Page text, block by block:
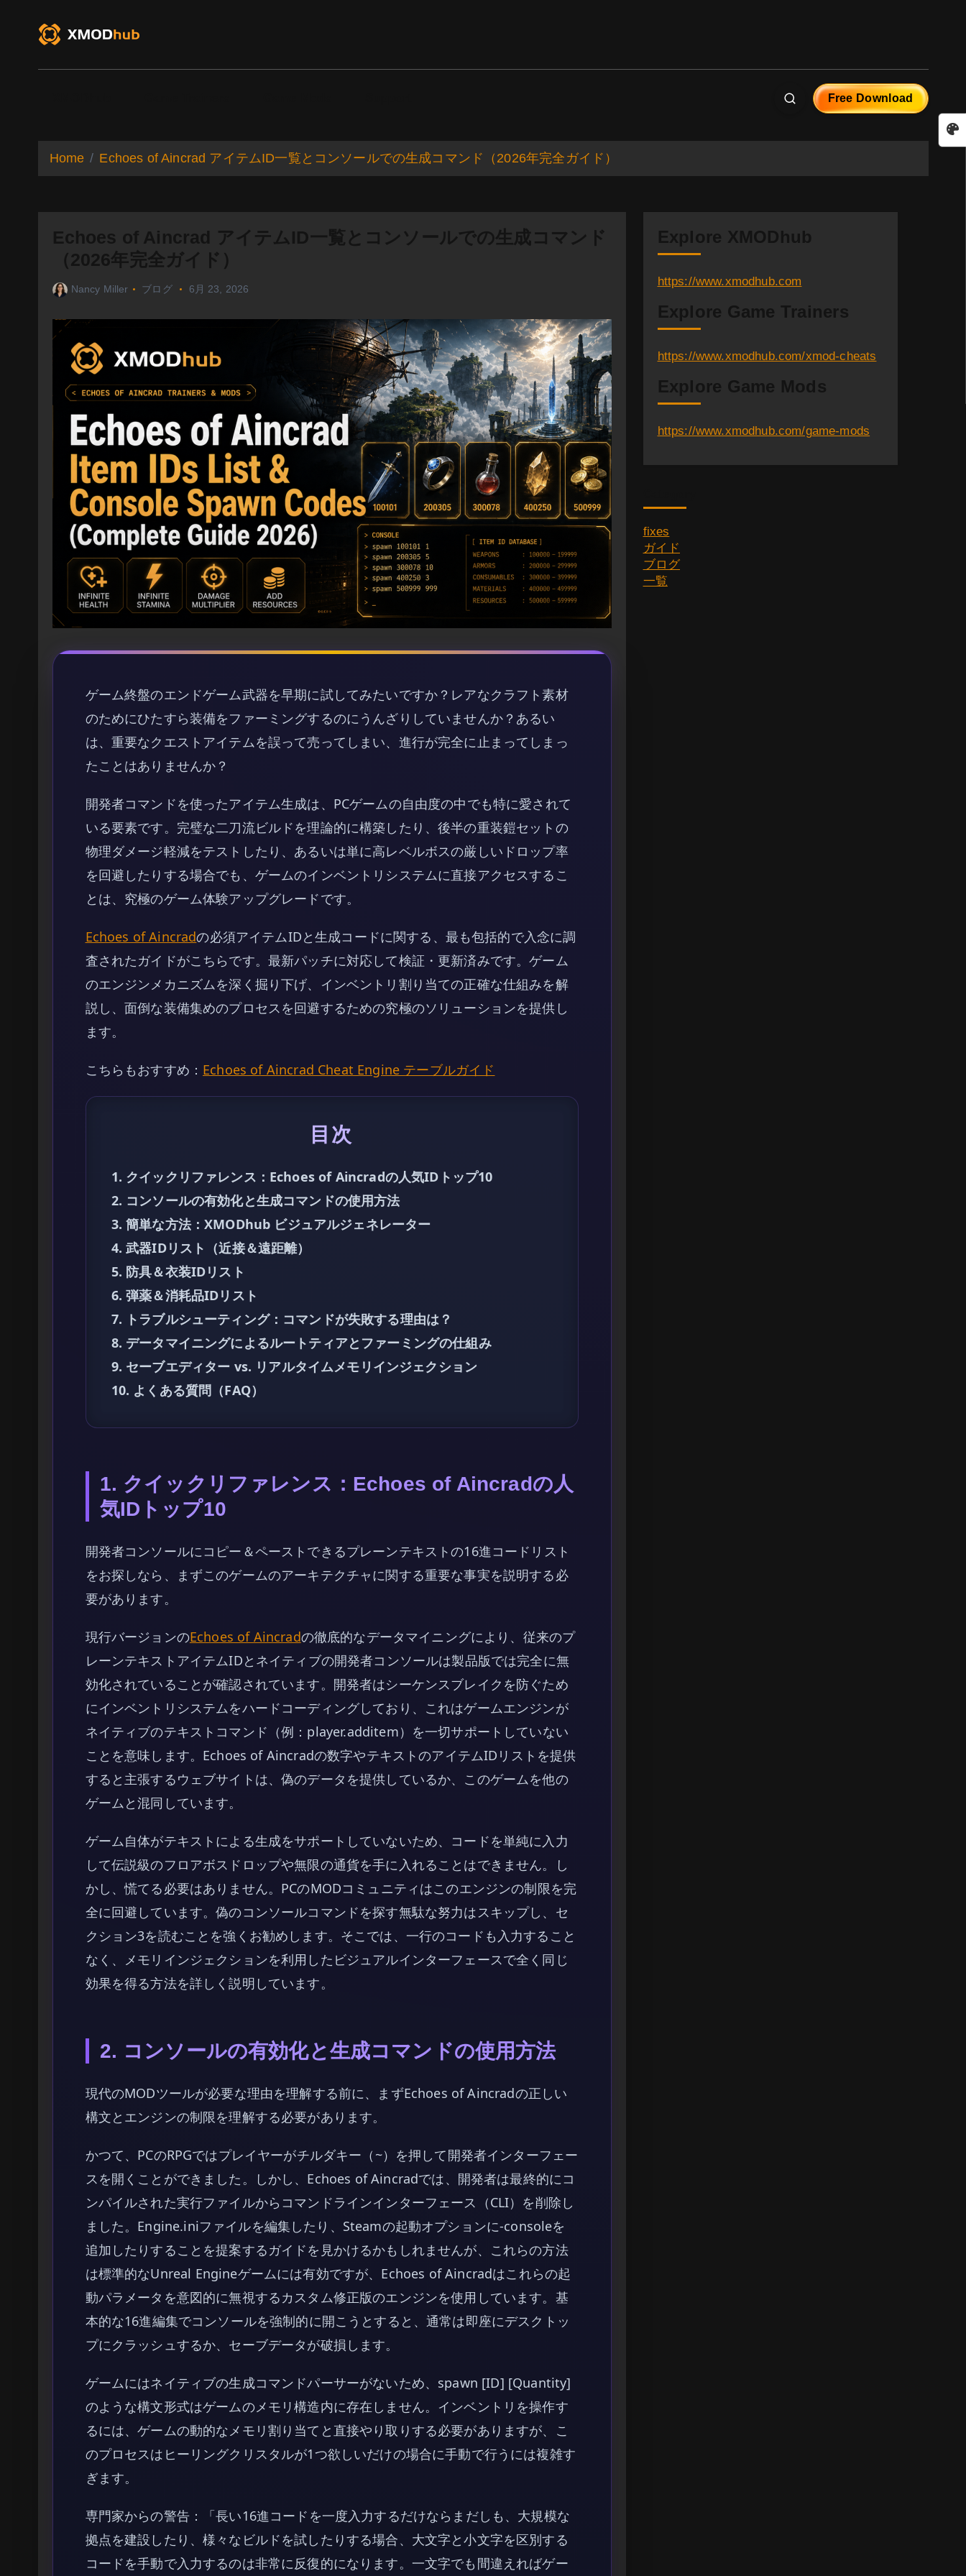
Free Download
Home Echoes of Aincrad アイテムID一覧とコンソールでの生成コマンド（2026年完全ガイド）
Echoes of Aincrad アイテムID一覧とコンソールでの生成コマンド
（2026年完全ガイド）
Nancy Miller ブログ 6月 23, 2026
ゲーム終盤のエンドゲーム武器を早期に試してみたいですか？レアなクラフト素材
のためにひたすら装備をファーミングするのにうんざりしていませんか？あるい
は、重要なクエストアイテムを誤って売ってしまい、進行が完全に止まってしまっ
たことはありませんか？
開発者コマンドを使ったアイテム生成は、PCゲームの自由度の中でも特に愛されて
いる要素です。完璧な二刀流ビルドを理論的に構築したり、後半の重装鎧セットの
物理ダメージ軽減をテストしたり、あるいは単に高レベルボスの厳しいドロップ率
を回避したりする場合でも、ゲームのインベントリシステムに直接アクセスするこ
とは、究極のゲーム体験アップグレードです。
Echoes of Aincradの必須アイテムIDと生成コードに関する、最も包括的で入念に調
査されたガイドがこちらです。最新パッチに対応して検証・更新済みです。ゲーム
のエンジンメカニズムを深く掘り下げ、インベントリ割り当ての正確な仕組みを解
説し、面倒な装備集めのプロセスを回避するための究極のソリューションを提供し
ます。
こちらもおすすめ： Echoes of Aincrad Cheat Engine テーブルガイド
目次
1. クイックリファレンス：Echoes of Aincradの人気IDトップ10
2. コンソールの有効化と生成コマンドの使用方法
3. 簡単な方法：XMODhub ビジュアルジェネレーター
4. 武器IDリスト（近接＆遠距離）
5. 防具＆衣装IDリスト
6. 弾薬＆消耗品IDリスト
7. トラブルシューティング：コマンドが失敗する理由は？
8. データマイニングによるルートティアとファーミングの仕組み
9. セーブエディター vs. リアルタイムメモリインジェクション
10. よくある質問（FAQ）
1. クイックリファレンス：Echoes of Aincradの人
気IDトップ10
開発者コンソールにコピー＆ペーストできるプレーンテキストの16進コードリスト
をお探しなら、まずこのゲームのアーキテクチャに関する重要な事実を説明する必
要があります。
現行バージョンのEchoes of Aincradの徹底的なデータマイニングにより、従来のプ
レーンテキストアイテムIDとネイティブの開発者コンソールは製品版では完全に無
効化されていることが確認されています。開発者はシーケンスブレイクを防ぐため
にインベントリシステムをハードコーディングしており、これはゲームエンジンが
ネイティブのテキストコマンド（例：player.additem）を一切サポートしていない
ことを意味します。Echoes of Aincradの数字やテキストのアイテムIDリストを提供
すると主張するウェブサイトは、偽のデータを提供しているか、このゲームを他の
ゲームと混同しています。
ゲーム自体がテキストによる生成をサポートしていないため、コードを単純に入力
して伝説級のフロアボスドロップや無限の通貨を手に入れることはできません。し
かし、慌てる必要はありません。PCのMODコミュニティはこのエンジンの制限を完
全に回避しています。偽のコンソールコマンドを探す無駄な努力はスキップし、セ
クション3を読むことを強くお勧めします。そこでは、一行のコードも入力すること
なく、メモリインジェクションを利用したビジュアルインターフェースで全く同じ
効果を得る方法を詳しく説明しています。
2. コンソールの有効化と生成コマンドの使用方法
現代のMODツールが必要な理由を理解する前に、まずEchoes of Aincradの正しい
構文とエンジンの制限を理解する必要があります。
かつて、PCのRPGではプレイヤーがチルダキー（~）を押して開発者インターフェー
スを開くことができました。しかし、Echoes of Aincradでは、開発者は最終的にコ
ンパイルされた実行ファイルからコマンドラインインターフェース（CLI）を削除し
ました。Engine.iniファイルを編集したり、Steamの起動オプションに-consoleを
追加したりすることを提案するガイドを見かけるかもしれませんが、これらの方法
は標準的なUnreal Engineゲームには有効ですが、Echoes of Aincradはこれらの起
動パラメータを意図的に無視するカスタム修正版のエンジンを使用しています。基
本的な16進編集でコンソールを強制的に開こうとすると、通常は即座にデスクトッ
プにクラッシュするか、セーブデータが破損します。
ゲームにはネイティブの生成コマンドパーサーがないため、spawn [ID] [Quantity]
のような構文形式はゲームのメモリ構造内に存在しません。インベントリを操作す
るには、ゲームの動的なメモリ割り当てと直接やり取りする必要がありますが、こ
のプロセスはヒーリングクリスタルが1つ欲しいだけの場合に手動で行うには複雑す
ぎます。
専門家からの警告：「長い16進コードを一度入力するだけならまだしも、大規模な
拠点を建設したり、様々なビルドを試したりする場合、大文字と小文字を区別する
コードを手動で入力するのは非常に反復的になります。一文字でも間違えればゲー
Explore XMODhub
https://www.xmodhub.com
Explore Game Trainers
https://www.xmodhub.com/xmod-cheats
Explore Game Mods
https://www.xmodhub.com/game-mods
fixes
ガイド
ブログ
一覧